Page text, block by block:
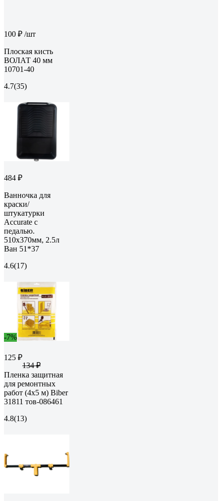
100 ₽ /шт
Плоская кисть
ВОЛАТ 40 мм
10701-40
4.7(35)
484 ₽
Ванночка для
краски/
штукатурки
Accurate с
педалью.
510х370мм, 2.5л
Ван 51*37
4.6(17)
-7%
125 ₽
134 ₽
Пленка защитная
для ремонтных
работ (4х5 м) Biber
31811 тов-086461
4.8(13)